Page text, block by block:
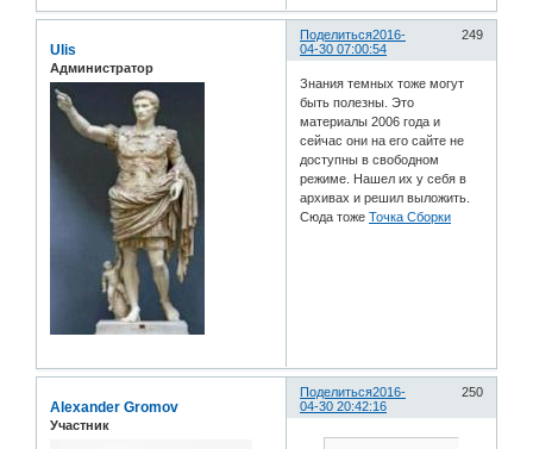
Поделиться 249
2016-
04-30 07:00:54
Ulis
Администратор
Знания темных тоже могут
быть полезны. Это
материалы 2006 года и
сейчас они на его сайте не
доступны в свободном
режиме. Нашел их у себя в
архивах и решил выложить.
Сюда тожеТочка Сборки
Поделиться 250
2016-
04-30 20:42:16
Alexander Gromov
Участник